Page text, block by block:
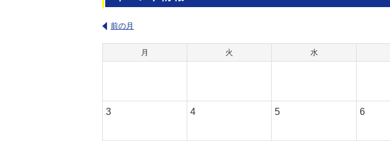
前の月
月 火 水
3 4 5 6